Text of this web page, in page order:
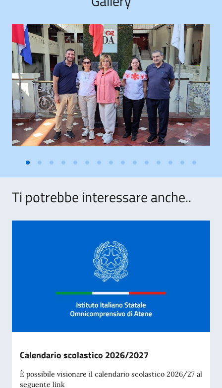
Ti potrebbe interessare anche..
Calendario scolastico 2026/2027
È possibile visionare il calendario scolastico 2026/27 al
seguente link